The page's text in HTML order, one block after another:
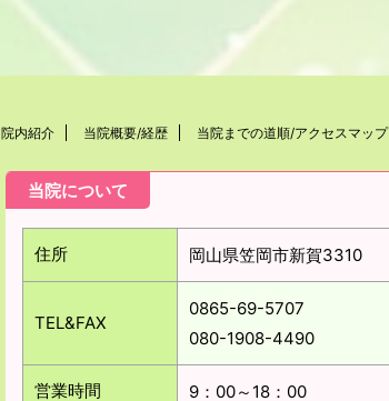
院内紹介 当院概要/経歴 当院までの道順/アクセスマップ
当院について
住所 岡山県笠岡市新賀3310
TEL&FAX
0865-69-5707
080-1908-4490
営業時間 9：00～18：00